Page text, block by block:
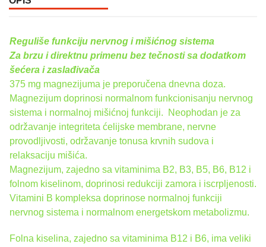
Reguliše funkciju nervnog i mišićnog sistema
Za brzu i direktnu primenu bez tečnosti sa dodatkom
šećera i zaslađivača
375 mg magnezijuma je preporučena dnevna doza.
Magnezijum doprinosi normalnom funkcionisanju nervnog
sistema i normalnoj mišićnoj funkciji. Neophodan je za
održavanje integriteta ćelijske membrane, nervne
provodljivosti, održavanje tonusa krvnih sudova i
relaksaciju mišića.
Magnezijum, zajedno sa vitaminima B2, B3, B5, B6, B12 i
folnom kiselinom, doprinosi redukciji zamora i iscrpljenosti.
Vitamini B kompleksa doprinose normalnoj funkciji
nervnog sistema i normalnom energetskom metabolizmu.
Folna kiselina, zajedno sa vitaminima B12 i B6, ima veliki